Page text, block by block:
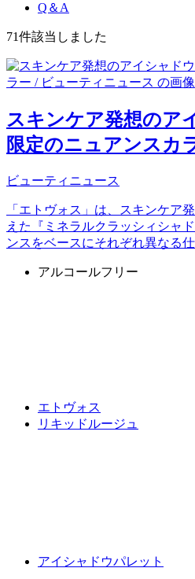
Q＆A
71件該当しました
スキンケア発想のア
限定のニュアンスカ
ビューティニュース
「エトヴォス」は、スキンケア
えた『ミネラルクラッシィシャ
ンスをベースにそれぞれ異なる
アルコールフリー
エトヴォス
リキッドルージュ
アイシャドウパレット